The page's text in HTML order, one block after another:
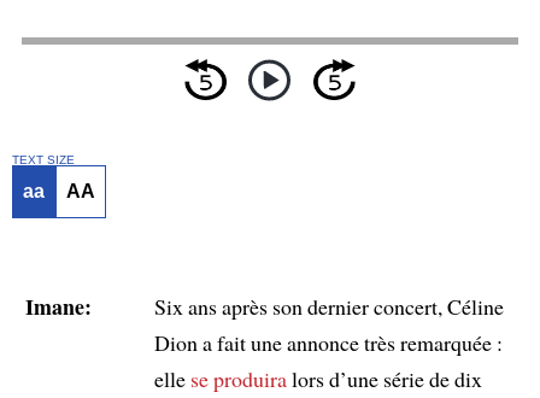
TEXT SIZE
aa AA
Imane:
Six ans après son dernier concert, Céline
Dion a fait une annonce très remarquée :
elle se produiralors d’une série de dix